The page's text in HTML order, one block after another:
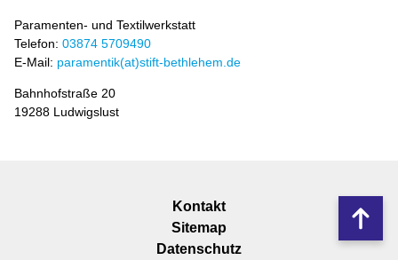
Paramenten- und Textilwerkstatt
Telefon: 03874 5709490
E-Mail: paramentik(at)stift-bethlehem.de
Bahnhofstraße 20
19288 Ludwigslust
Nach
oben
Navigation
überspringen
Kontakt
Sitemap
Datenschutz